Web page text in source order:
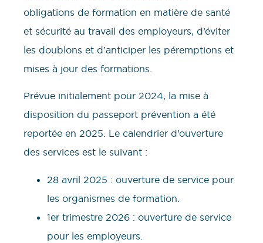
obligations de formation en matière de santé
et sécurité au travail des employeurs, d’éviter
les doublons et d’anticiper les péremptions et
mises à jour des formations.
Prévue initialement pour 2024, la mise à
disposition du passeport prévention a été
reportée en 2025. Le calendrier d’ouverture
des services est le suivant :
28 avril 2025 : ouverture de service pour
les organismes de formation.
1er trimestre 2026 : ouverture de service
pour les employeurs.